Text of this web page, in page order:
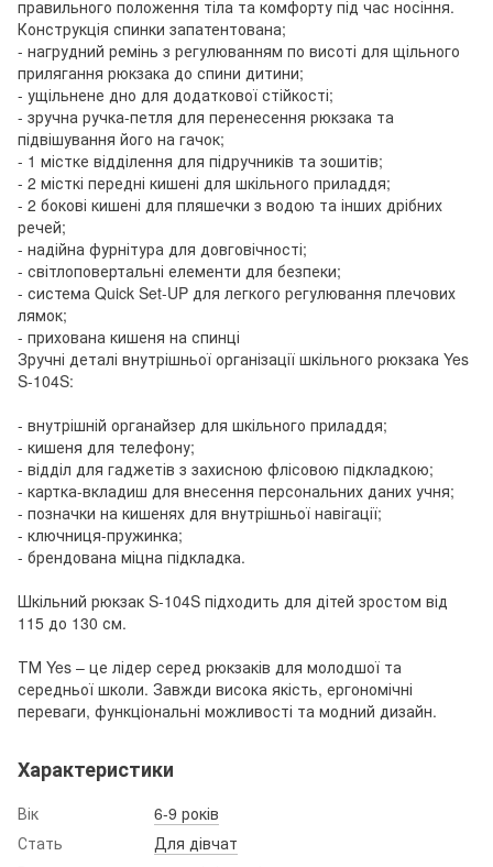
правильного положення тіла та комфорту під час носіння.
Конструкція спинки запатентована;
- нагрудний ремінь з регулюванням по висоті для щільного
прилягання рюкзака до спини дитини;
- ущільнене дно для додаткової стійкості;
- зручна ручка-петля для перенесення рюкзака та
підвішування його на гачок;
- 1 містке відділення для підручників та зошитів;
- 2 місткі передні кишені для шкільного приладдя;
- 2 бокові кишені для пляшечки з водою та інших дрібних
речей;
- надійна фурнітура для довговічності;
- світлоповертальні елементи для безпеки;
- система Quick Set-UP для легкого регулювання плечових
лямок;
- прихована кишеня на спинці
Зручні деталі внутрішньої організації шкільного рюкзака Yes
S-104S:
- внутрішній органайзер для шкільного приладдя;
- кишеня для телефону;
- відділ для гаджетів з захисною флісовою підкладкою;
- картка-вкладиш для внесення персональних даних учня;
- позначки на кишенях для внутрішньої навігації;
- ключниця-пружинка;
- брендована міцна підкладка.
Шкільний рюкзак S-104S підходить для дітей зростом від
115 до 130 см.
ТМ Yes – це лідер серед рюкзаків для молодшої та
середньої школи. Завжди висока якість, ергономічні
переваги, функціональні можливості та модний дизайн.
Характеристики
Вік
6-9 років
Стать
Для дівчат